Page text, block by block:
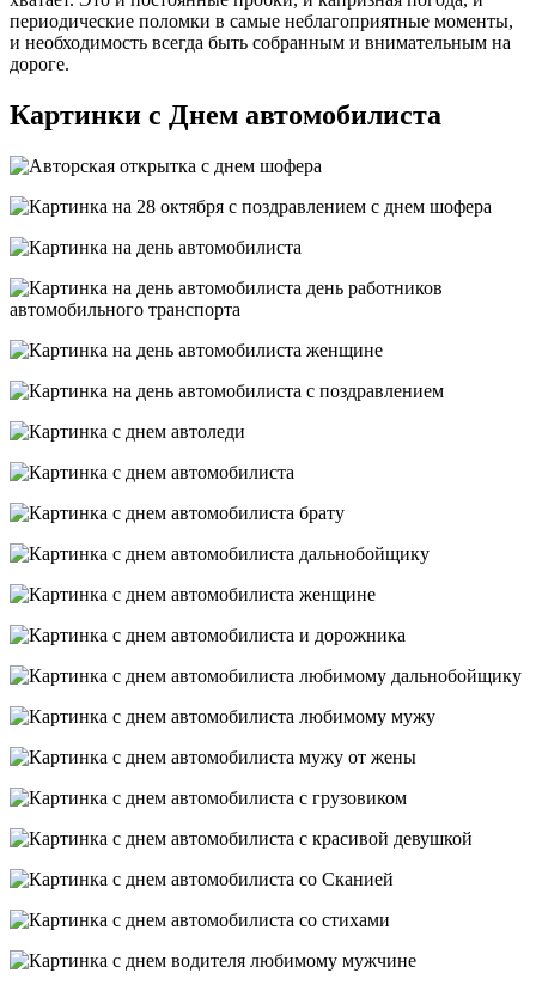
периодические поломки в самые неблагоприятные моменты,
и необходимость всегда быть собранным и внимательным на
дороге.
Картинки с Днем автомобилиста